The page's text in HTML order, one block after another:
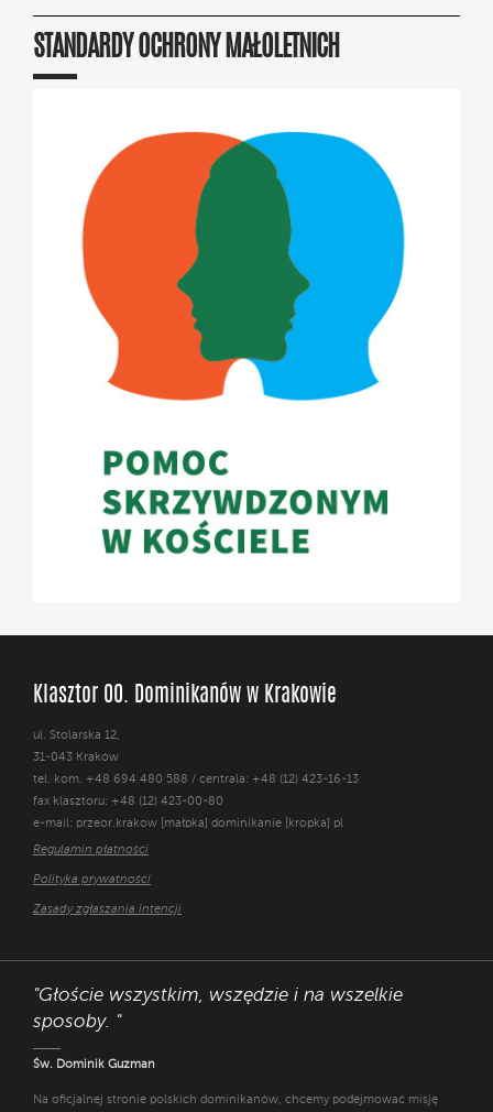
STANDARDY OCHRONY MAŁOLETNICH
Klasztor OO. Dominikanów w Krakowie
ul. Stolarska 12,
31-043 Kraków
tel. kom. +48 694 480 588 / centrala: +48 (12) 423-16-13
fax klasztoru: +48 (12) 423-00-80
e-mail: przeor.krakow [małpka] dominikanie [kropka] pl
Regulamin płatności
Polityka prywatności
Zasady zgłaszania intencji
"Głoście wszystkim, wszędzie i na wszelkie
sposoby. "
Św. Dominik Guzman
Na oficjalnej stronie polskich dominikanów, chcemy podejmować misję